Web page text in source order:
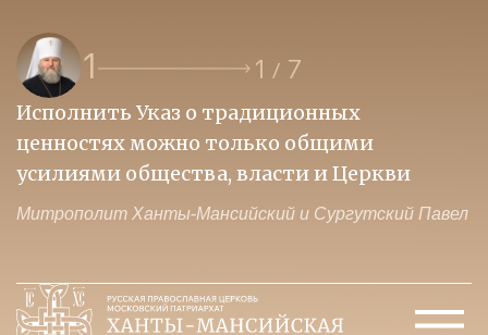
1 1 / 7
Исполнить Указ о традиционных
ценностях можно только общими
усилиями общества, власти и Церкви
Митрополит Ханты-Мансийский и Сургутский Павел